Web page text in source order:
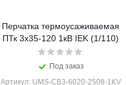
Перчатка термоусаживаемая
ПТк 3х35-120 1кВ IEK (1/110)
Под заказ
Артикул: UMS-CB3-6020-2508-1KV